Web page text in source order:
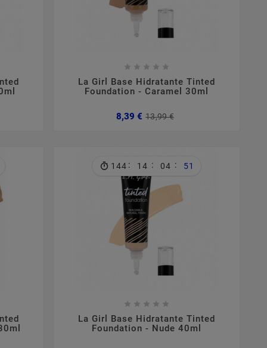
    
La Girl Base Hidratante Tinted
Foundation - Caramel 30ml
8,39 € 13,99 €
144 : 14 : 04 : 50
    
La Girl Base Hidratante Tinted
Foundation - Nude 40ml